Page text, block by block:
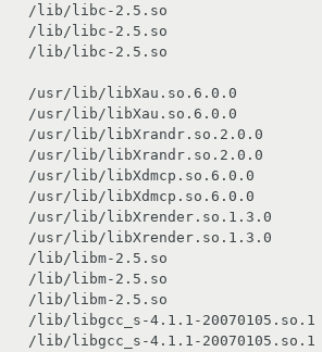
/lib/libc-2.5.so
/lib/libc-2.5.so
/lib/libc-2.5.so
/usr/lib/libXau.so.6.0.0
/usr/lib/libXau.so.6.0.0
/usr/lib/libXrandr.so.2.0.0
/usr/lib/libXrandr.so.2.0.0
/usr/lib/libXdmcp.so.6.0.0
/usr/lib/libXdmcp.so.6.0.0
/usr/lib/libXrender.so.1.3.0
/usr/lib/libXrender.so.1.3.0
/lib/libm-2.5.so
/lib/libm-2.5.so
/lib/libm-2.5.so
/lib/libgcc_s-4.1.1-20070105.so.1
/lib/libgcc_s-4.1.1-20070105.so.1